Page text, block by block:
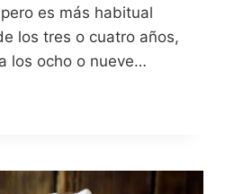
es más habitual
los tres o cuatro años,
los ocho o nueve…